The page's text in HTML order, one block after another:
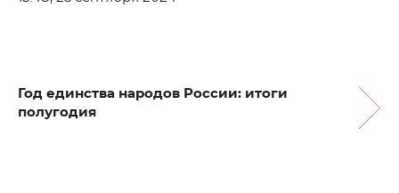
Год единства народов России: итоги
полугодия